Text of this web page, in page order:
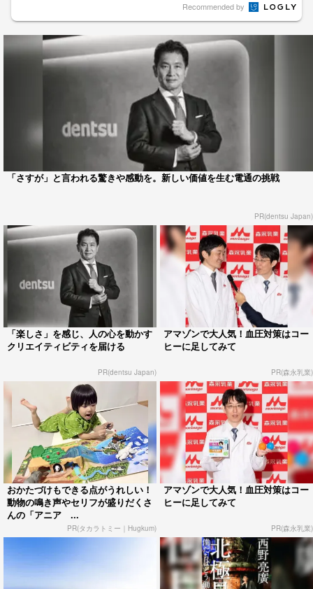
Recommended by
「さすが」と言われる驚きや感動を。新しい価値を生む電通の挑戦
PR(dentsu Japan)
「楽しさ」を感じ、人の心を動かす
クリエイティビティを届ける
PR(dentsu Japan)
アマゾンで大人気！血圧対策はコー
ヒーに足してみて
PR(森永乳業)
おかたづけもできる点がうれしい！
動物の鳴き声やセリフが盛りだくさ
んの「アニア ...
PR(タカラトミー｜Hugkum)
アマゾンで大人気！血圧対策はコー
ヒーに足してみて
PR(森永乳業)